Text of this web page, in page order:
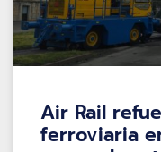
Air Rail
ferroviaria